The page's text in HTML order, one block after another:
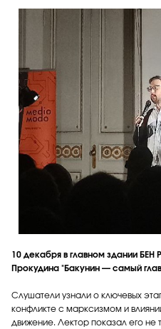
10 декабря в главном здании
Прокудина "Бакунин — самый
Слушатели узнали о ключевых
конфликте с марксизмом и
движение. Лектор показал его не